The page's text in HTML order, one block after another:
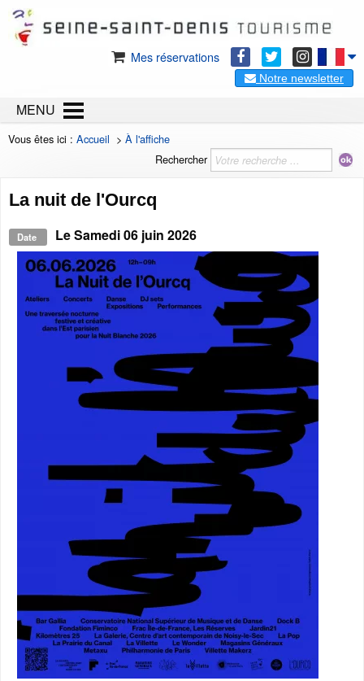
Mes réservations
Notre newsletter
MENU
Vous êtes ici : Accueil > À l'affiche
Rechercher
La nuit de l'Ourcq
Date LeSamedi 06 juin 2026